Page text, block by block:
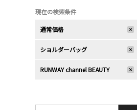
現在の検索条件
通常価格
ショルダーバッグ
RUNWAY channel BEAUTY